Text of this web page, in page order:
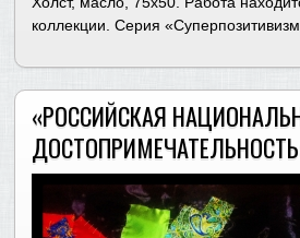
коллекции. Серия
«РОССИЙСКАЯ